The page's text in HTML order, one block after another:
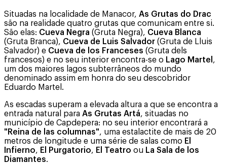
Situadas na localidade de Manacor, As Grutas do Drac
são na realidade quatro grutas que comunicam entre si.
São elas: Cueva Negra (Gruta Negra), Cueva Blanca
(Gruta Branca), Cueva de Luis Salvador (Gruta de Lluis
Salvador) e Cueva de los Franceses (Gruta dels
francesos) e no seu interior encontra-se o Lago Martel ,
um dos maiores lagos subterrâneos do mundo
denominado assim em honra do seu descobridor
Eduardo Martel.
As escadas superam a elevada altura a que se encontra a
entrada natural para As Grutas Artá, situadas no
município de Capdepera: no seu interior encontrará a
"Reina de las columnas", uma estalactite de mais de 20
metros de longitude e uma série de salas como El
Infierno, El Purgatorio, El Teatro ou La Sala de los
Diamantes.